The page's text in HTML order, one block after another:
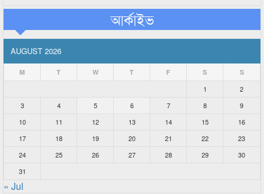
আর্কাইভ
AUGUST 2026
M T W T F S S
1
2
3
4 5 6 7 8
9
10
11 12 13 14 15
16
17
18 19 20 21 22
23
24
25 26 27 28 29
30
31
« Jul